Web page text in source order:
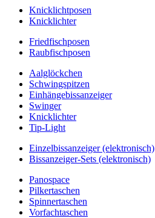
Knicklichtposen
Knicklichter
Friedfischposen
Raubfischposen
Aalglöckchen
Schwingspitzen
Einhängebissanzeiger
Swinger
Knicklichter
Tip-Light
Einzelbissanzeiger (elektronisch)
Bissanzeiger-Sets (elektronisch)
Panospace
Pilkertaschen
Spinnertaschen
Vorfachtaschen